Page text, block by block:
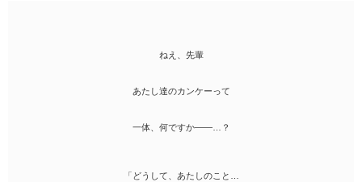
ねえ、先輩
あたし達のカンケーって
一体、何ですか――…？
「どうして、あたしのこと…